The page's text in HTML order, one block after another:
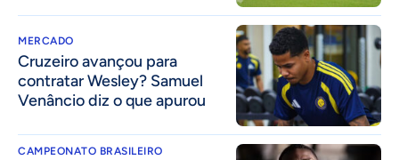
MERCADO
Cruzeiro avançou para
contratar Wesley? Samuel
Venâncio diz o que apurou
CAMPEONATO BRASILEIRO